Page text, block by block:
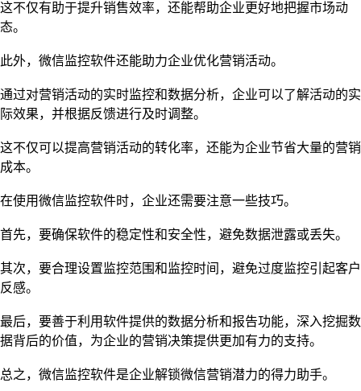
这不仅有助于提升销售效率，还能帮助企业更好地把握市场动
态。
此外，微信监控软件还能助力企业优化营销活动。
通过对营销活动的实时监控和数据分析，企业可以了解活动的实
际效果，并根据反馈进行及时调整。
这不仅可以提高营销活动的转化率，还能为企业节省大量的营销
成本。
在使用微信监控软件时，企业还需要注意一些技巧。
首先，要确保软件的稳定性和安全性，避免数据泄露或丢失。
其次，要合理设置监控范围和监控时间，避免过度监控引起客户
反感。
最后，要善于利用软件提供的数据分析和报告功能，深入挖掘数
据背后的价值，为企业的营销决策提供更加有力的支持。
总之，微信监控软件是企业解锁微信营销潜力的得力助手。